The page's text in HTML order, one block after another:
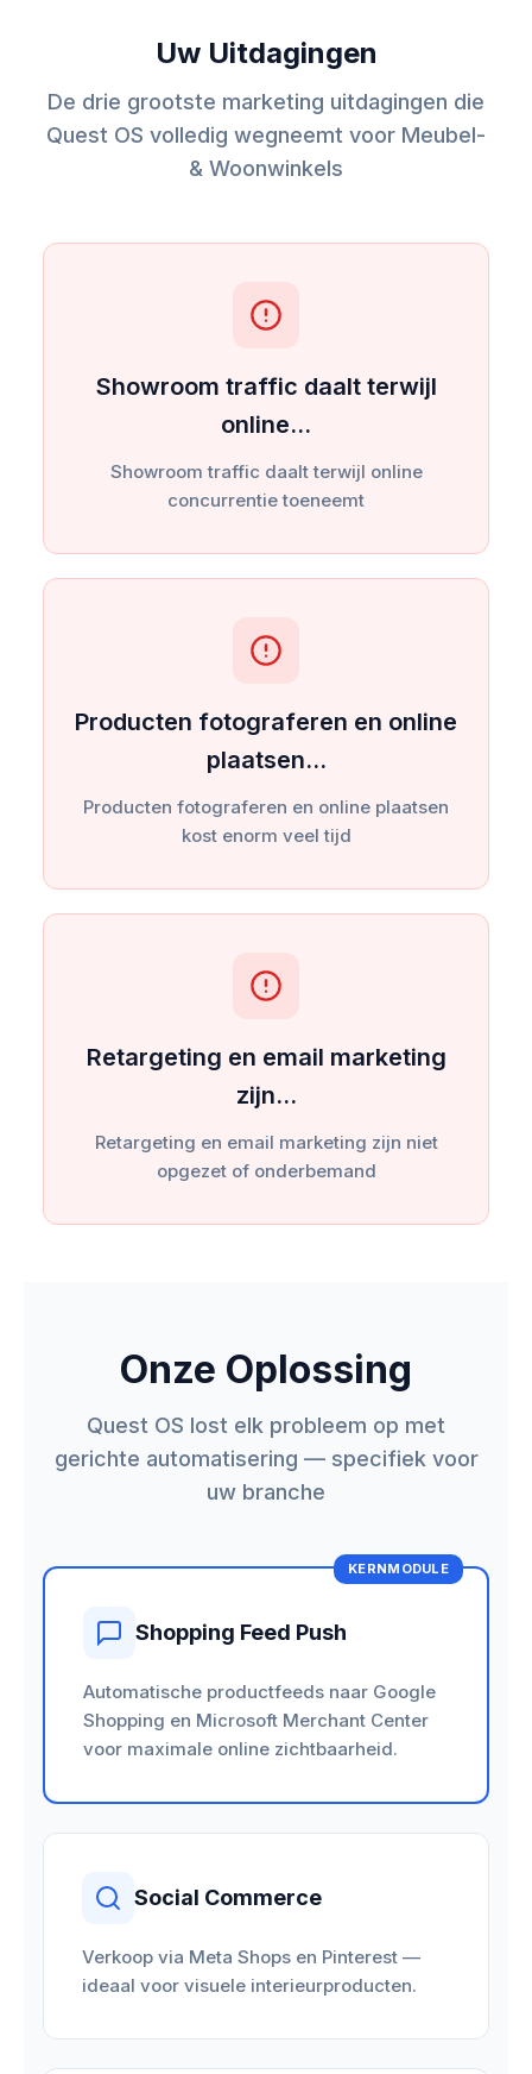
Uw Uitdagingen
De drie grootste marketing uitdagingen die
Quest OS volledig wegneemt voor Meubel-
& Woonwinkels
Showroom traffic daalt terwijl
online…
Showroom traffic daalt terwijl online
concurrentie toeneemt
Producten fotograferen en online
plaatsen…
Producten fotograferen en online plaatsen
kost enorm veel tijd
Retargeting en email marketing
zijn…
Retargeting en email marketing zijn niet
opgezet of onderbemand
Onze Oplossing
Quest OS lost elk probleem op met
gerichte automatisering — specifiek voor
uw branche
KERNMODULE
Shopping Feed Push
Automatische productfeeds naar Google
Shopping en Microsoft Merchant Center
voor maximale online zichtbaarheid.
Social Commerce
Verkoop via Meta Shops en Pinterest —
ideaal voor visuele interieurproducten.